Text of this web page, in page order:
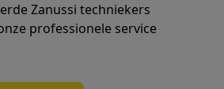
Zanussi techniekers
professionele service